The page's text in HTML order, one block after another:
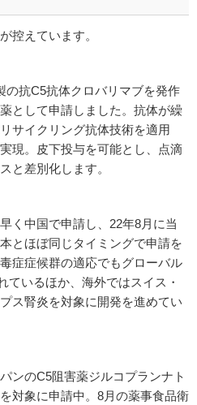
控えています。
の抗C5抗体クロバリマブを発作
として申請しました。抗体が繰
サイクリング抗体技術を適用
現。皮下投与を可能とし、点滴
と差別化します。
く中国で申請し、22年8月に当
とほぼ同じタイミングで申請を
症症候群の適応でもグローバル
ているほか、海外ではスイス・
ス腎炎を対象に開発を進めてい
ンのC5阻害薬ジルコプランナト
対象に申請中。8月の薬事食品衛